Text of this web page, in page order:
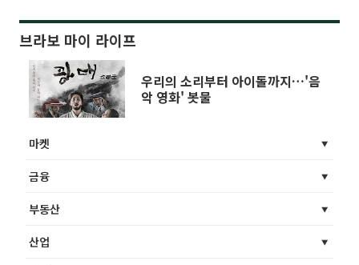
브라보 마이 라이프
우리의 소리부터 아이돌까지…'음
악 영화' 봇물
마켓
금융
부동산
산업